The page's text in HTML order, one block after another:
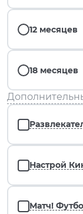
12 месяцев
18 месяцев
Настрой
Матч!